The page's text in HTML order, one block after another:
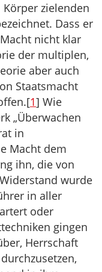
zielenden
Dass er
nicht klar
der multiplen,
aber auch
Staatsmacht
1] Wie
„Überwachen
in
Macht dem
ihn, die von
wurde
in aller
oder
gingen
Herrschaft